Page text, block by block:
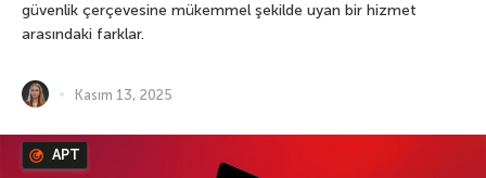
güvenlik çerçevesine mükemmel şekilde uyan bir hizmet
arasındaki farklar.
Kasım 13, 2025
APT